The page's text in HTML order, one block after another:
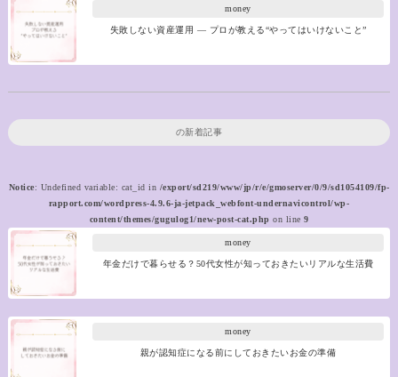
money
失敗しない資産運用 ― プロが教える“やってはいけないこと”
の新着記事
Notice: Undefined variable: cat_id in /export/sd219/www/jp/r/e/gmoserver/0/9/sd1054109/fp-
rapport.com/wordpress-4.9.6-ja-jetpack_webfont-undernavicontrol/wp-
content/themes/gugulog1/new-post-cat.php on line 9
money
年金だけで暮らせる？50代女性が知っておきたいリアルな生活費
money
親が認知症になる前にしておきたいお金の準備